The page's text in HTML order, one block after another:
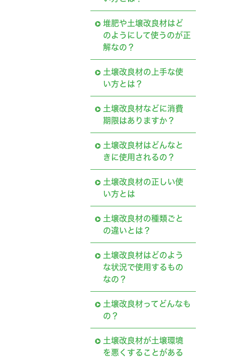
堆肥や土壌改良材はど
のようにして使うのが正
解なの？
土壌改良材の上手な使
い方とは？
土壌改良材などに消費
期限はありますか？
土壌改良材はどんなと
きに使用されるの？
土壌改良材の正しい使
い方とは
土壌改良材の種類ごと
の違いとは？
土壌改良材はどのよう
な状況で使用するもの
なの？
土壌改良材ってどんなも
の？
土壌改良材が土壌環境
を悪くすることがある